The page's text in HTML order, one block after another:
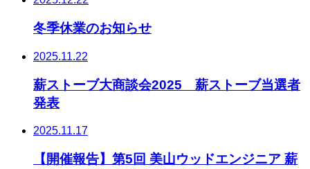
冬季休業のお知らせ
2025.11.22
薪ストーブ大商談会2025 薪ストーブ当選者
発表
2025.11.17
【開催報告】第5回 美山ウッドエンジニア 薪